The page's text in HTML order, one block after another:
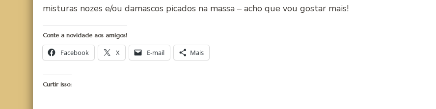
misturas nozes e/ou damascos picados na massa – acho que vou gostar mais!
Conte a novidade aos amigos!
Facebook X E-mail Mais
Curtir isso: